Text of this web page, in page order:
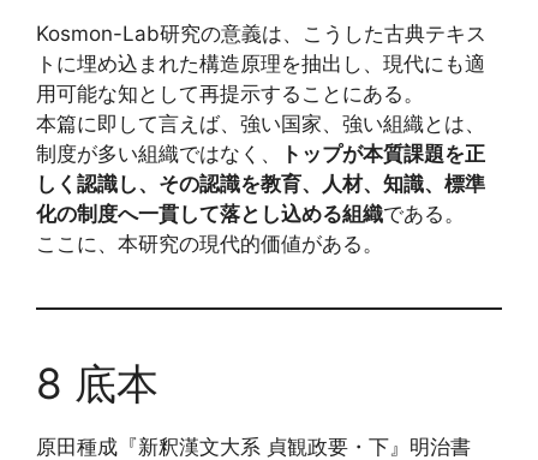
Kosmon-Lab研究の意義は、こうした古典テキス
トに埋め込まれた構造原理を抽出し、現代にも適
用可能な知として再提示することにある。
本篇に即して言えば、強い国家、強い組織とは、
制度が多い組織ではなく、
トップが本質課題を正
しく認識し、その認識を教育、人材、知識、標準
化の制度へ一貫して落とし込める組織である。
ここに、本研究の現代的価値がある。
8 底本
原田種成『新釈漢文大系 貞観政要・下』明治書